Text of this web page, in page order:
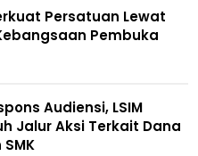
Persatuan Lewat
Pembuka
Audiensi, LSIM
Jalur Aksi Terkait Dana
SMK